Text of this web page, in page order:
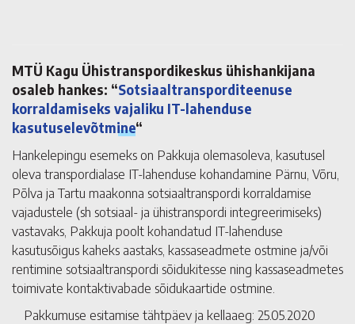
MTÜ Kagu Ühistranspordikeskus ühishankijana
osaleb hankes: “Sotsiaaltransporditeenuse
korraldamiseks vajaliku IT-lahenduse
kasutuselevõtmine“
Hankelepingu esemeks on Pakkuja olemasoleva, kasutusel
oleva transpordialase IT-lahenduse kohandamine Pärnu, Võru,
Põlva ja Tartu maakonna sotsiaaltranspordi korraldamise
vajadustele (sh sotsiaal- ja ühistranspordi integreerimiseks)
vastavaks, Pakkuja poolt kohandatud IT-lahenduse
kasutusõigus kaheks aastaks, kassaseadmete ostmine ja/või
rentimine sotsiaaltranspordi sõidukitesse ning kassaseadmetes
toimivate kontaktivabade sõidukaartide ostmine.
Pakkumuse esitamise tähtpäev ja kellaaeg: 25.05.2020